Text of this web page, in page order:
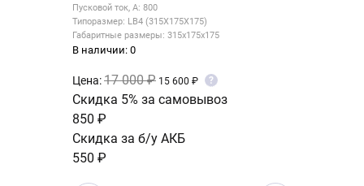
Пусковой ток, А: 800
Типоразмер: LB4 (315X175X175)
Габаритные размеры: 315х175х175
В наличии: 0
Цена:17 000 ₽ 15 600 ₽ ?
Скидка 5% за самовывоз
850 ₽
Скидка за б/у АКБ
550 ₽